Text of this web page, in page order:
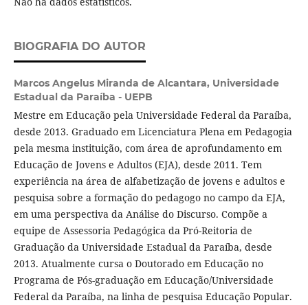
BIOGRAFIA DO AUTOR
Marcos Angelus Miranda de Alcantara, Universidade
Estadual da Paraíba - UEPB
Mestre em Educação pela Universidade Federal da Paraíba,
desde 2013. Graduado em Licenciatura Plena em Pedagogia
pela mesma instituição, com área de aprofundamento em
Educação de Jovens e Adultos (EJA), desde 2011. Tem
experiência na área de alfabetização de jovens e adultos e
pesquisa sobre a formação do pedagogo no campo da EJA,
em uma perspectiva da Análise do Discurso. Compõe a
equipe de Assessoria Pedagógica da Pró-Reitoria de
Graduação da Universidade Estadual da Paraíba, desde
2013. Atualmente cursa o Doutorado em Educação no
Programa de Pós-graduação em Educação/Universidade
Federal da Paraíba, na linha de pesquisa Educação Popular.